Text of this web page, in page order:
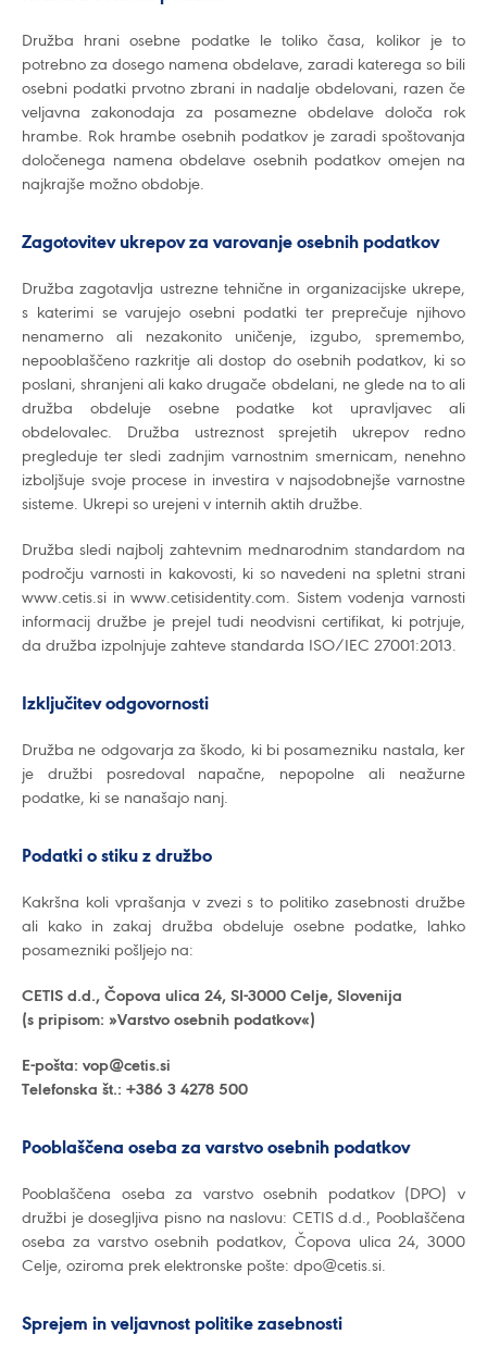
Družba hrani osebne podatke le toliko časa, kolikor je to
potrebno za dosego namena obdelave, zaradi katerega so bili
osebni podatki prvotno zbrani in nadalje obdelovani, razen če
veljavna zakonodaja za posamezne obdelave določa rok
hrambe. Rok hrambe osebnih podatkov je zaradi spoštovanja
določenega namena obdelave osebnih podatkov omejen na
najkrajše možno obdobje.
Zagotovitev ukrepov za varovanje osebnih podatkov
Družba zagotavlja ustrezne tehnične in organizacijske ukrepe,
s katerimi se varujejo osebni podatki ter preprečuje njihovo
nenamerno ali nezakonito uničenje, izgubo, spremembo,
nepooblaščeno razkritje ali dostop do osebnih podatkov, ki so
poslani, shranjeni ali kako drugače obdelani, ne glede na to ali
družba obdeluje osebne podatke kot upravljavec ali
obdelovalec. Družba ustreznost sprejetih ukrepov redno
pregleduje ter sledi zadnjim varnostnim smernicam, nenehno
izboljšuje svoje procese in investira v najsodobnejše varnostne
sisteme. Ukrepi so urejeni v internih aktih družbe.
Družba sledi najbolj zahtevnim mednarodnim standardom na
področju varnosti in kakovosti, ki so navedeni na spletni strani
www.cetis.si in www.cetisidentity.com. Sistem vodenja varnosti
informacij družbe je prejel tudi neodvisni certifikat, ki potrjuje,
da družba izpolnjuje zahteve standarda ISO/IEC 27001:2013.
Izključitev odgovornosti
Družba ne odgovarja za škodo, ki bi posamezniku nastala, ker
je družbi posredoval napačne, nepopolne ali neažurne
podatke, ki se nanašajo nanj.
Podatki o stiku z družbo
Kakršna koli vprašanja v zvezi s to politiko zasebnosti družbe
ali kako in zakaj družba obdeluje osebne podatke, lahko
posamezniki pošljejo na:
CETIS d.d., Čopova ulica 24, SI-3000 Celje, Slovenija
(s pripisom: »Varstvo osebnih podatkov«)
E-pošta: vop@cetis.si
Telefonska št.: +386 3 4278 500
Pooblaščena oseba za varstvo osebnih podatkov
Pooblaščena oseba za varstvo osebnih podatkov (DPO) v
družbi je dosegljiva pisno na naslovu: CETIS d.d., Pooblaščena
oseba za varstvo osebnih podatkov, Čopova ulica 24, 3000
Celje, oziroma prek elektronske pošte: dpo@cetis.si.
Sprejem in veljavnost politike zasebnosti